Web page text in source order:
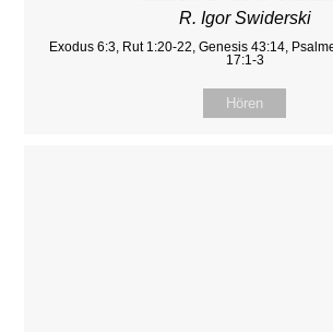
R. Igor Swiderski
Exodus 6:3, Rut 1:20-22, Genesis 43:14,
17:1-3
Hören